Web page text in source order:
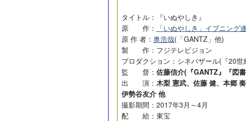
タイトル：『いぬやしき』
原 作：
「いぬやしき」イブニング
原 作 者： 奥浩哉(「GANTZ」他)
製 作：フジテレビジョン
プロダクション：シネバザール(『20
監 督： 佐藤信介(『GANTZ』『図
出 演： 木梨 憲武、佐藤 健、本郷
伊勢谷友介 他
撮影期間：2017年3月～4月
配 給：東宝